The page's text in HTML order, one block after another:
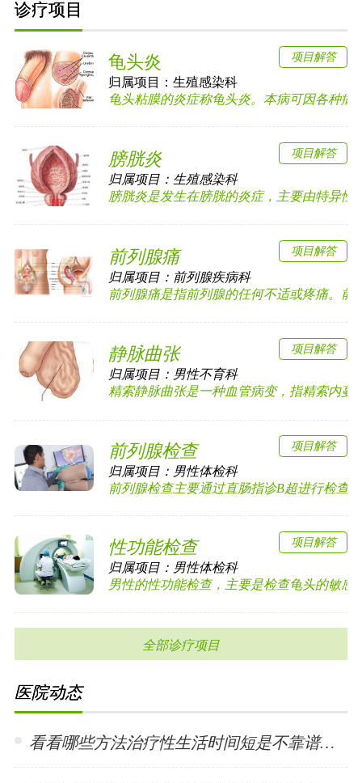
诊疗项目
龟头炎
归属项目：生殖感染科
龟头粘膜的炎症称龟头炎。本病可因各种病
项目解答
膀胱炎
归属项目： 生殖感染科
膀胱炎是发生在膀胱的炎症，主要由特异性
项目解答
前列腺痛
归属项目： 前列腺疾病科
前列腺痛是指前列腺的任何不适或疼痛。前
项目解答
静脉曲张
归属项目： 男性不育科
精索静脉曲张是一种血管病变，指精索内蔓
项目解答
前列腺检查
归属项目： 男性体检科
前列腺检查主要通过直肠指诊B超进行检查
项目解答
性功能检查
归属项目： 男性体检科
男性的性功能检查，主要是检查龟头的敏感
项目解答
全部诊疗项目
医院动态
看看哪些方法治疗性生活时间短是不靠谱的? •「 2024-01-15 」